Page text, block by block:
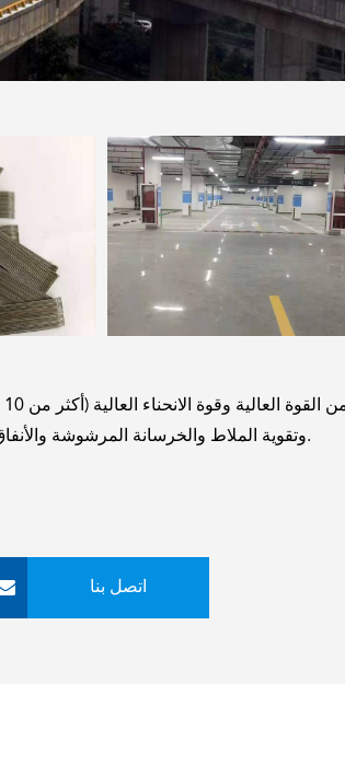
وتقوية الملاط والخرسانة المرشوشة والأنفاق وما إلى ذلك.
اتصل بنا